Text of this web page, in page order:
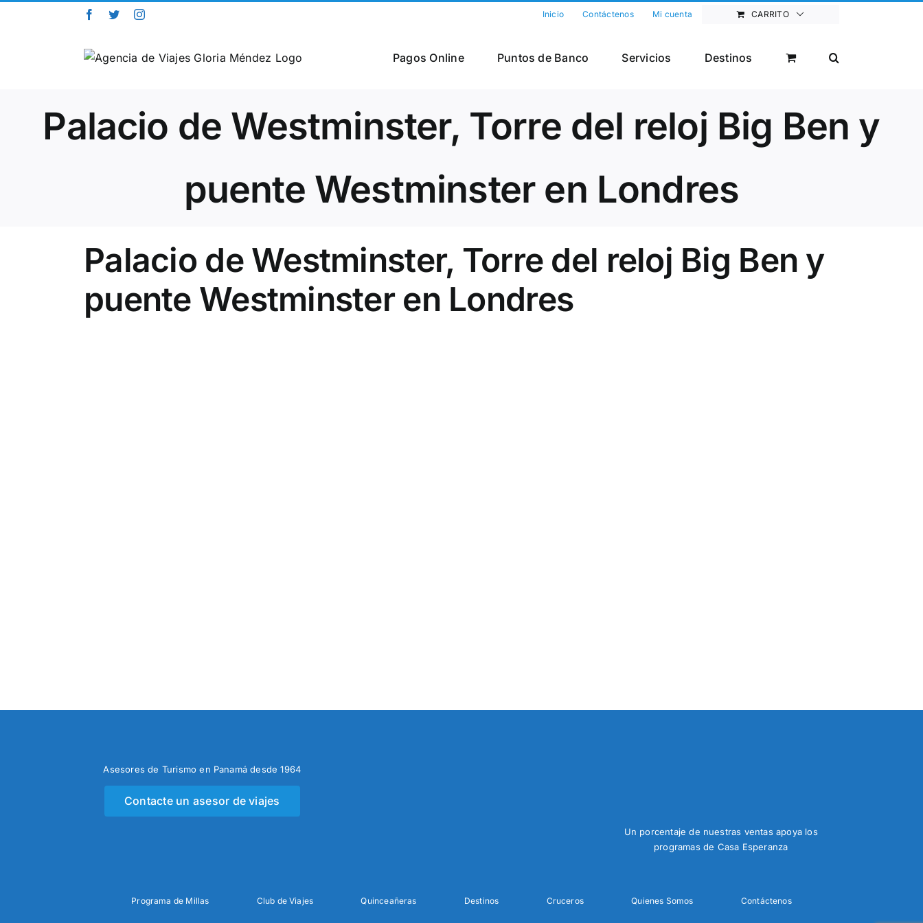
Facebook
TwitterInstagram Inicio Contáctenos Mi cuenta CARRITO
Pagos Online Puntos de Banco Servicios Destinos
Palacio de Westminster, Torre del reloj Big Ben y
puente Westminster en Londres
Palacio de Westminster, Torre del reloj Big Ben y
puente Westminster en Londres
Asesores de Turismo en Panamá desde 1964
Contacte un asesor de viajes
Un porcentaje de nuestras ventas apoya los
programas de Casa Esperanza
Programa de Millas Club de Viajes Quinceañeras Destinos Cruceros Quienes Somos Contáctenos